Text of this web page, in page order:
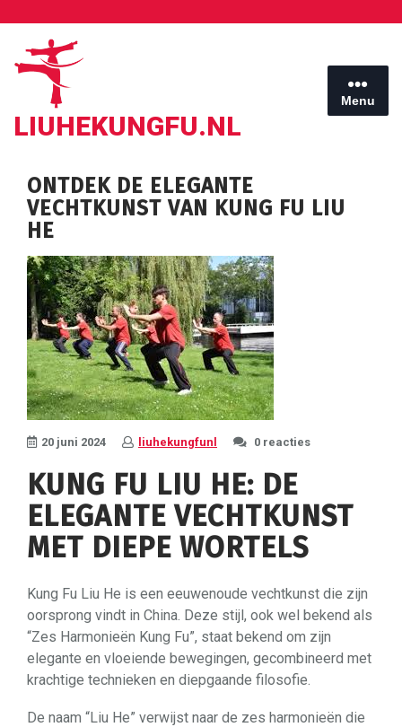
inhoud
LIUHEKUNGFU.NL
Menu
ONTDEK DE ELEGANTE
VECHTKUNST VAN KUNG FU LIU
HE
20 juni 2024 liuhekungfunl 0 reacties
KUNG FU LIU HE: DE
ELEGANTE VECHTKUNST
MET DIEPE WORTELS
Kung Fu Liu He is een eeuwenoude vechtkunst die zijn
oorsprong vindt in China. Deze stijl, ook wel bekend als
“Zes Harmonieën Kung Fu”, staat bekend om zijn
elegante en vloeiende bewegingen, gecombineerd met
krachtige technieken en diepgaande filosofie.
De naam “Liu He” verwijst naar de zes harmonieën die